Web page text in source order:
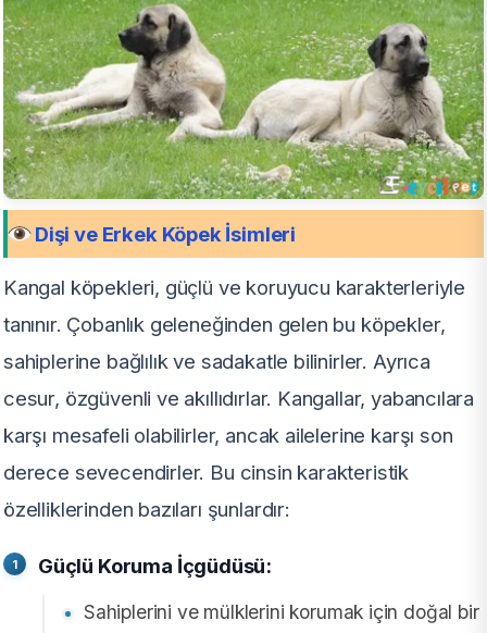
Dişi ve Erkek Köpek İsimleri
Kangal köpekleri, güçlü ve koruyucu karakterleriyle
tanınır. Çobanlık geleneğinden gelen bu köpekler,
sahiplerine bağlılık ve sadakatle bilinirler. Ayrıca
cesur, özgüvenli ve akıllıdırlar. Kangallar, yabancılara
karşı mesafeli olabilirler, ancak ailelerine karşı son
derece sevecendirler. Bu cinsin karakteristik
özelliklerinden bazıları şunlardır:
Güçlü Koruma İçgüdüsü:
Sahiplerini ve mülklerini korumak için doğal bir